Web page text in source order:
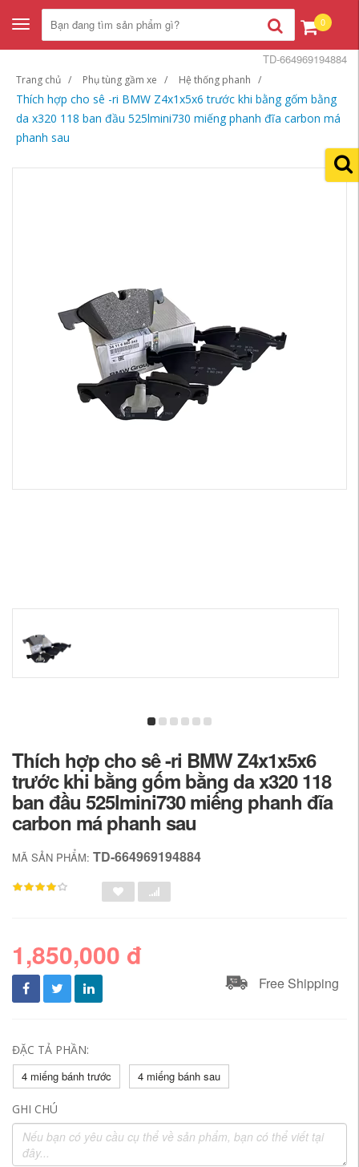
Toggle
navigation
0
Trang chủ Phụ tùng gầm xe Hệ thống phanh
Thích hợp cho sê -ri BMW Z4x1x5x6 trước khi bằng gốm bằng
da x320 118 ban đầu 525lmini730 miếng phanh đĩa carbon má
phanh sau
TD-664969194884
Thích hợp cho sê -ri BMW Z4x1x5x6
trước khi bằng gốm bằng da x320 118
ban đầu 525lmini730 miếng phanh đĩa
carbon má phanh sau
MÃ SẢN PHẨM: TD-664969194884
1,850,000 đ
Free Shipping
ĐẶC TẢ PHẦN:
4 miếng bánh trước
4 miếng bánh sau
GHI CHÚ